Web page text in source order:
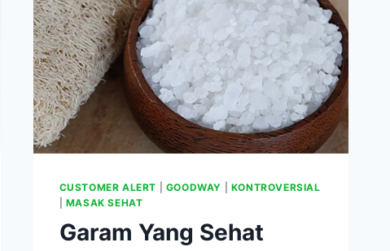
CUSTOMER ALERT GOODWAY
KONTROVERSIAL
MASAK SEHAT
Garam Yang Sehat